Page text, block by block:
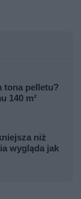
tona pelletu?
140 m²
niż
wygląda jak